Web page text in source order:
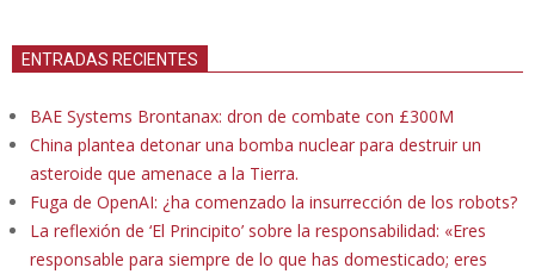
ENTRADAS RECIENTES
BAE Systems Brontanax: dron de combate con £300M
China plantea detonar una bomba nuclear para destruir un
asteroide que amenace a la Tierra.
Fuga de OpenAI: ¿ha comenzado la insurrección de los robots?
La reflexión de ‘El Principito’ sobre la responsabilidad: «Eres
responsable para siempre de lo que has domesticado; eres